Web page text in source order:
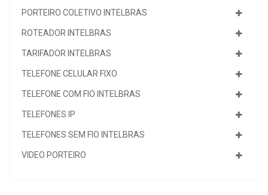
PORTEIRO COLETIVO INTELBRAS
ROTEADOR INTELBRAS
TARIFADOR INTELBRAS
TELEFONE CELULAR FIXO
TELEFONE COM FIO INTELBRAS
TELEFONES IP
TELEFONES SEM FIO INTELBRAS
VIDEO PORTEIRO